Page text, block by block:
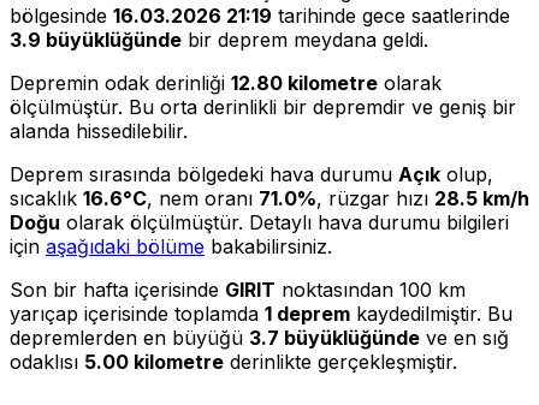
bölgesinde 16.03.2026 21:19 tarihinde gece saatlerinde
3.9 büyüklüğünde bir deprem meydana geldi.
Depremin odak derinliği 12.80 kilometre olarak
ölçülmüştür. Bu orta derinlikli bir depremdir ve geniş bir
alanda hissedilebilir.
Deprem sırasında bölgedeki hava durumu Açık olup,
sıcaklık 16.6°C, nem oranı 71.0%, rüzgar hızı 28.5 km/h
Doğu olarak ölçülmüştür. Detaylı hava durumu bilgileri
için aşağıdaki bölüme bakabilirsiniz.
Son bir hafta içerisinde GIRIT noktasından 100 km
yarıçap içerisinde toplamda 1 deprem kaydedilmiştir. Bu
depremlerden en büyüğü 3.7 büyüklüğünde ve en sığ
odaklısı 5.00 kilometre derinlikte gerçekleşmiştir.